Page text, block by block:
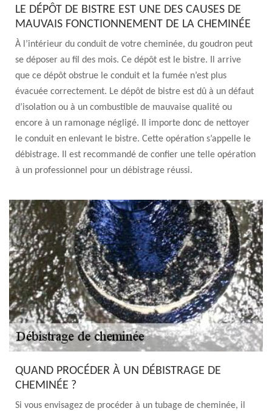
LE DÉPÔT DE BISTRE EST UNE DES CAUSES DE
MAUVAIS FONCTIONNEMENT DE LA CHEMINÉE
À l’intérieur du conduit de votre cheminée, du goudron peut
se déposer au fil des mois. Ce dépôt est le bistre. Il arrive
que ce dépôt obstrue le conduit et la fumée n’est plus
évacuée correctement. Le dépôt de bistre est dû à un défaut
d’isolation ou à un combustible de mauvaise qualité ou
encore à un ramonage négligé. Il importe donc de nettoyer
le conduit en enlevant le bistre. Cette opération s’appelle le
débistrage. Il est recommandé de confier une telle opération
à un professionnel pour un débistrage réussi.
QUAND PROCÉDER À UN DÉBISTRAGE DE
CHEMINÉE ?
Si vous envisagez de procéder à un tubage de cheminée, il